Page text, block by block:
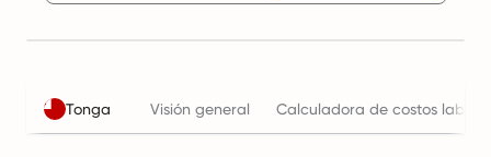
Tonga Visión general Calculadora de costos